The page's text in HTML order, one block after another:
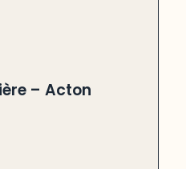
– Acton